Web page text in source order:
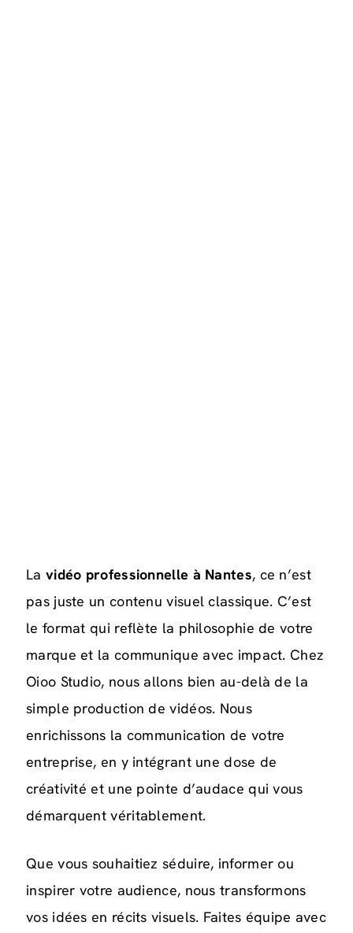
La vidéo professionnelle à Nantes, ce n’est
pas juste un contenu visuel classique. C’est
le format qui reflète la philosophie de votre
marque et la communique avec impact. Chez
Oioo Studio, nous allons bien au-delà de la
simple production de vidéos. Nous
enrichissons la communication de votre
entreprise, en y intégrant une dose de
créativité et une pointe d’audace qui vous
démarquent véritablement.
Que vous souhaitiez séduire, informer ou
inspirer votre audience, nous transformons
vos idées en récits visuels. Faites équipe avec